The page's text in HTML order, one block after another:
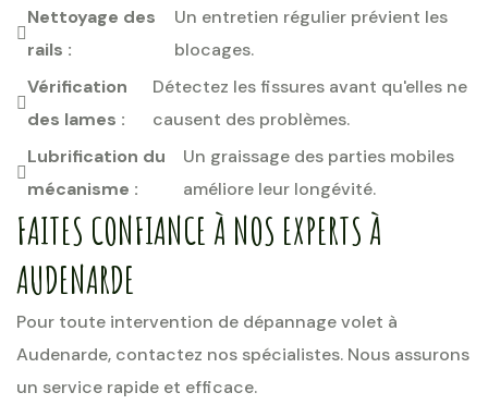
Nettoyage des
rails :
Un entretien régulier prévient les
blocages.
Vérification
des lames :
Détectez les fissures avant qu'elles ne
causent des problèmes.
Lubrification du
mécanisme :
Un graissage des parties mobiles
améliore leur longévité.
FAITES CONFIANCE À NOS EXPERTS À
AUDENARDE
Pour toute intervention de dépannage volet à
Audenarde, contactez nos spécialistes. Nous assurons
un service rapide et efficace.